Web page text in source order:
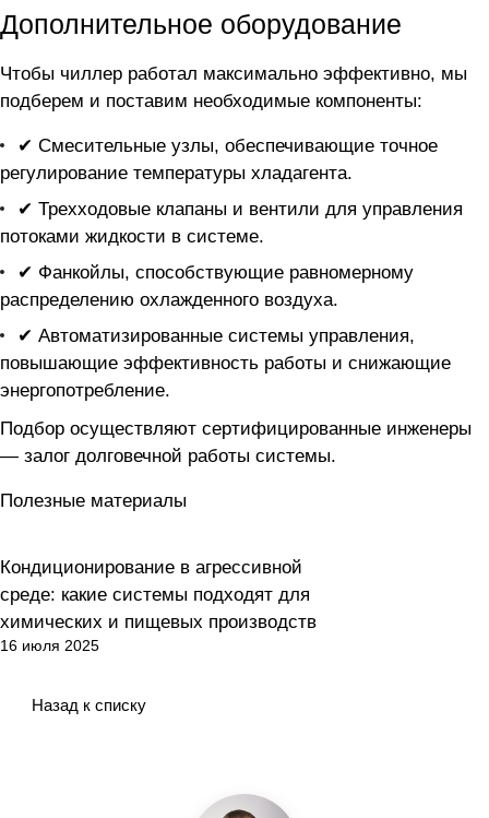
Дополнительное оборудование
Чтобы чиллер работал максимально эффективно, мы
подберем и поставим необходимые компоненты:
✔ Смесительные узлы, обеспечивающие точное
регулирование температуры хладагента.
✔ Трехходовые клапаны и вентили для управления
потоками жидкости в системе.
✔ Фанкойлы, способствующие равномерному
распределению охлажденного воздуха.
✔ Автоматизированные системы управления,
повышающие эффективность работы и снижающие
энергопотребление.
Подбор осуществляют сертифицированные инженеры
— залог долговечной работы системы.
Полезные материалы
Как выбрать?
Кондиционирование в агрессивной
среде: какие системы подходят для
химических и пищевых производств
16 июля 2025
Назад к списку